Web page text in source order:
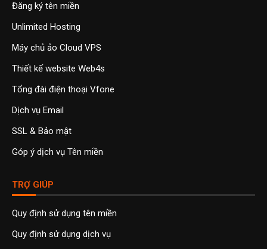
Đăng ký tên miền
Unlimited Hosting
Máy chủ ảo Cloud VPS
Thiết kế website Web4s
Tổng đài điện thoại Vfone
Dịch vụ Email
SSL & Bảo mật
Góp ý dịch vụ Tên miền
TRỢ GIÚP
Quy định sử dụng tên miền
Quy định sử dụng dịch vụ